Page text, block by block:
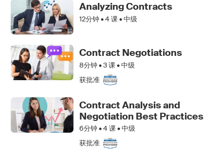
Analyzing Contracts
12分钟 •4课 • 中级
Contract Negotiations
8分钟 •3课 • 中级
获批准
Contract Analysis and
Negotiation Best Practices
6分钟 •4课 • 中级
获批准